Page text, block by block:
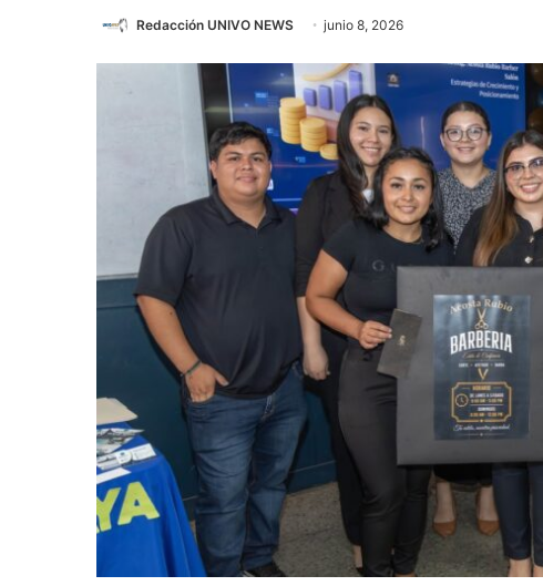
Redacción UNIVO NEWS junio 8, 2026